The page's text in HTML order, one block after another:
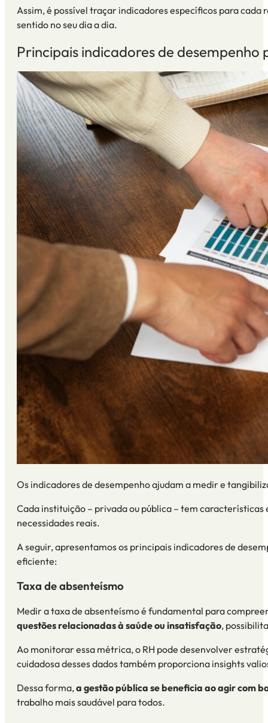
Assim, é possível traçar indicadoresespecíficos para cada
sentido no seu dia a dia.
Principais indicadores de desempenho
Os indicadores de desempenho ajudam a medir e
Cada instituição – privada ou pública – tem características
necessidades reais.
A seguir, apresentamos os principais indicadores de
eficiente:
Taxa de absenteísmo
Medir a taxa de absenteísmo é fundamental para
questões relacionadas à saúde ou insatisfação,
Ao monitorar essa métrica, o RH pode desenvolver
cuidadosa desses dados também proporciona insights
Dessa forma,a gestão pública se beneficia ao agir com
trabalho mais saudável para todos.